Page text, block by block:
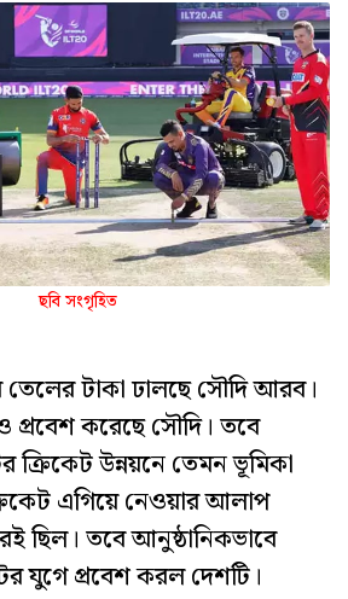
ছবি সংগৃহিত
টাকা ঢালছে সৌদি আরব।
প্রবেশ করেছে সৌদি। তবে
ক্রিকেট উন্নয়নে তেমন ভূমিকা
এগিয়ে নেওয়ার আলাপ
ছিল। তবে আনুষ্ঠানিকভাবে
যুগে প্রবেশ করল দেশটি।